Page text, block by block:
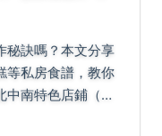
秘訣嗎？本文分享
等私房食譜，教你
中南特色店鋪（無